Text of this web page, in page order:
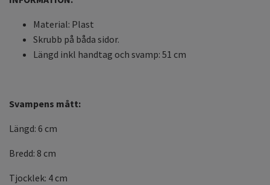
Material: Plast
Skrubb på båda sidor.
Längd inkl handtag och svamp: 51 cm
Svampens mått:
Längd: 6 cm
Bredd: 8 cm
Tjocklek: 4 cm